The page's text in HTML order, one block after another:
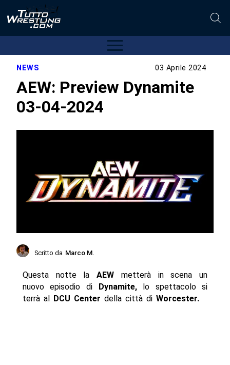
NEWS 03 Aprile 2024
AEW: Preview Dynamite
03-04-2024
Scritto da Marco M.
Questa notte laAEW metterà in scena un
nuovo episodio di
Dynamite,lo spettacolo si
terrà al
DCU Center della città di Worcester.